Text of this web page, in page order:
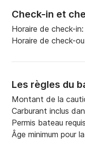
Check-in et
Horaire de check-in:
Horaire de check-
Les règles du
Montant de la
Carburant inclus
Permis bateau
Âge minimum pour